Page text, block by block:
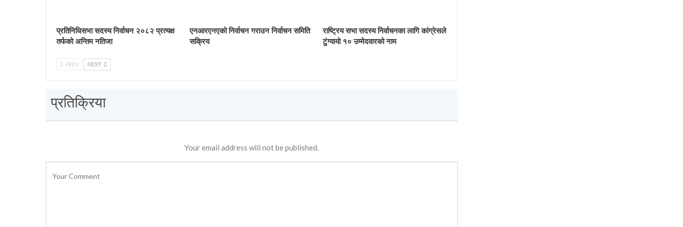
प्रतिनिधिसभा सदस्य निर्वाचन २०८२ प्रत्यक्ष
तर्फको अन्तिम नतिजा
एनआरएनएको निर्वाचन गराउन निर्वाचन समिति
सक्रिय
राष्ट्रिय सभा सदस्य निर्वाचनका लागि कांग्रेसले
टुंग्यायो १० उम्मेदवारको नाम
PREV NEXT
प्रतिक्रिया
Your email address will not be published.